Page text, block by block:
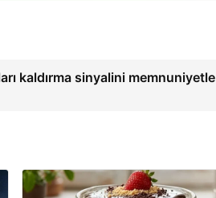
kaldırma sinyalini memnuniyetle